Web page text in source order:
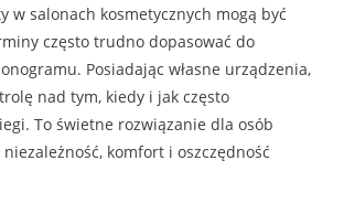
w salonach kosmetycznych mogą być
często trudno dopasować do
Posiadając własne urządzenia,
nad tym, kiedy i jak często
To świetne rozwiązanie dla osób
komfort i oszczędność